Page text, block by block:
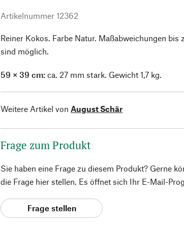
Artikelnummer 12362
Reiner Kokos. Farbe Natur. Maßabweichungen bis
sind möglich.
59 × 39 cm: ca. 27 mm stark. Gewicht 1,7 kg.
Weitere Artikel von August Schär
Frage zum Produkt
Sie haben eine Frage zu diesem Produkt? Gerne
die Frage hier stellen. Es öffnet sich Ihr E-Mail-
Frage stellen